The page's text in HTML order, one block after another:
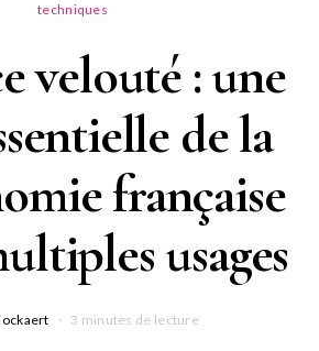
techniques
velouté : une
de la
française
usages
3 minutes de lecture